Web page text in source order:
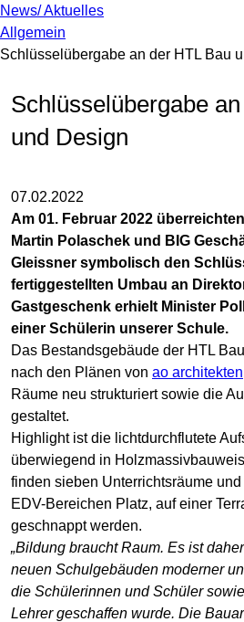
News/ Aktuelles
Allgemein
Schlüsselübergabe an der HTL Bau
Schlüsselübergabe
und Design
07.02.2022
Am 01. Februar 2022
Martin Polaschek und BIG
Gleissner symbolisch den
fertiggestellten Umbau an
Gastgeschenk erhielt Minister
einer Schülerin unserer Schule.
Das Bestandsgebäude der HTL
nach den Plänen von ao architekten
Räume neu strukturiert sowie die
gestaltet.
Highlight ist die lichtdurchflutete
überwiegend in
finden sieben Unterrichtsräume
EDV-Bereichen Platz, auf einer
geschnappt werden.
„Bildung braucht Raum. Es ist
neuen Schulgebäuden moderner
die Schülerinnen und Schüler
Lehrer geschaffen wurde. Die